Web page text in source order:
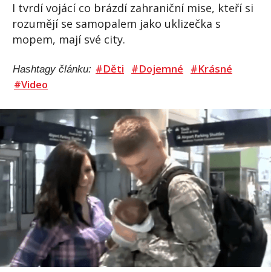
I tvrdí vojácí co brázdí zahraniční mise, kteří si
rozumějí se samopalem jako uklizečka s
mopem, mají své city.
Hashtagy článku: #Děti #Dojemné
#Krásné
#Video